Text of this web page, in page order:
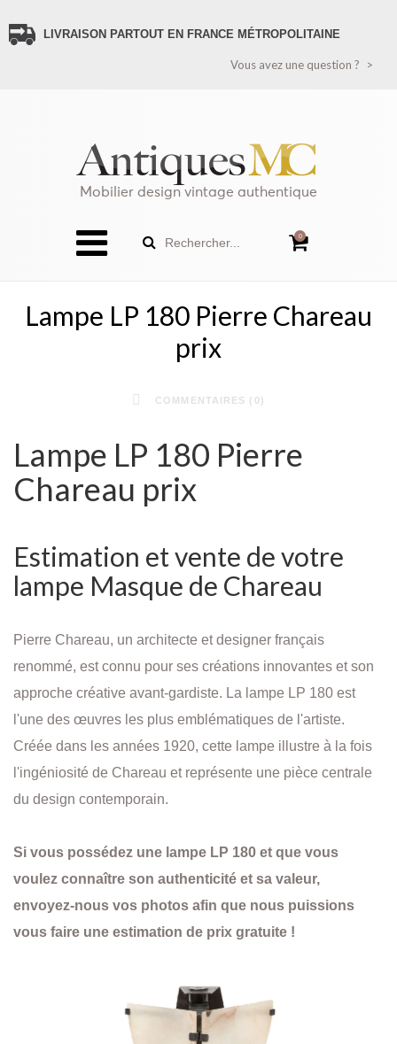
VOUS AVEZ UNE QUESTION ?
LIVRAISON ÉTRANGER (HORS FRANCE MÉTROPOLITAINE)
RECEVEZ TOUTES LES NOUVEAUTÉS
POLITIQUE DE CONFIDENTIALITÉ
LIVRAISON PARTOUT EN FRANCE MÉTROPOLITAINE
Vous avez une question ?
Mobilier design vintage authentique
Rechercher... 0
Lampe LP 180 Pierre Chareau
prix
COMMENTAIRES (0)
Lampe LP 180 Pierre
Chareau prix
Estimation et vente de votre
lampe Masque de Chareau
Pierre Chareau, un architecte et designer français
renommé, est connu pour ses créations innovantes et son
approche créative avant-gardiste. La lampe LP 180 est
l'une des œuvres les plus emblématiques de l'artiste.
Créée dans les années 1920, cette lampe illustre à la fois
l'ingéniosité de Chareau et représente une pièce centrale
du design contemporain.
Si vous possédez une lampe LP 180 et que vous
voulez connaître son authenticité et sa valeur,
envoyez-nous vos photos afin que nous puissions
vous faire une estimation de prix gratuite !